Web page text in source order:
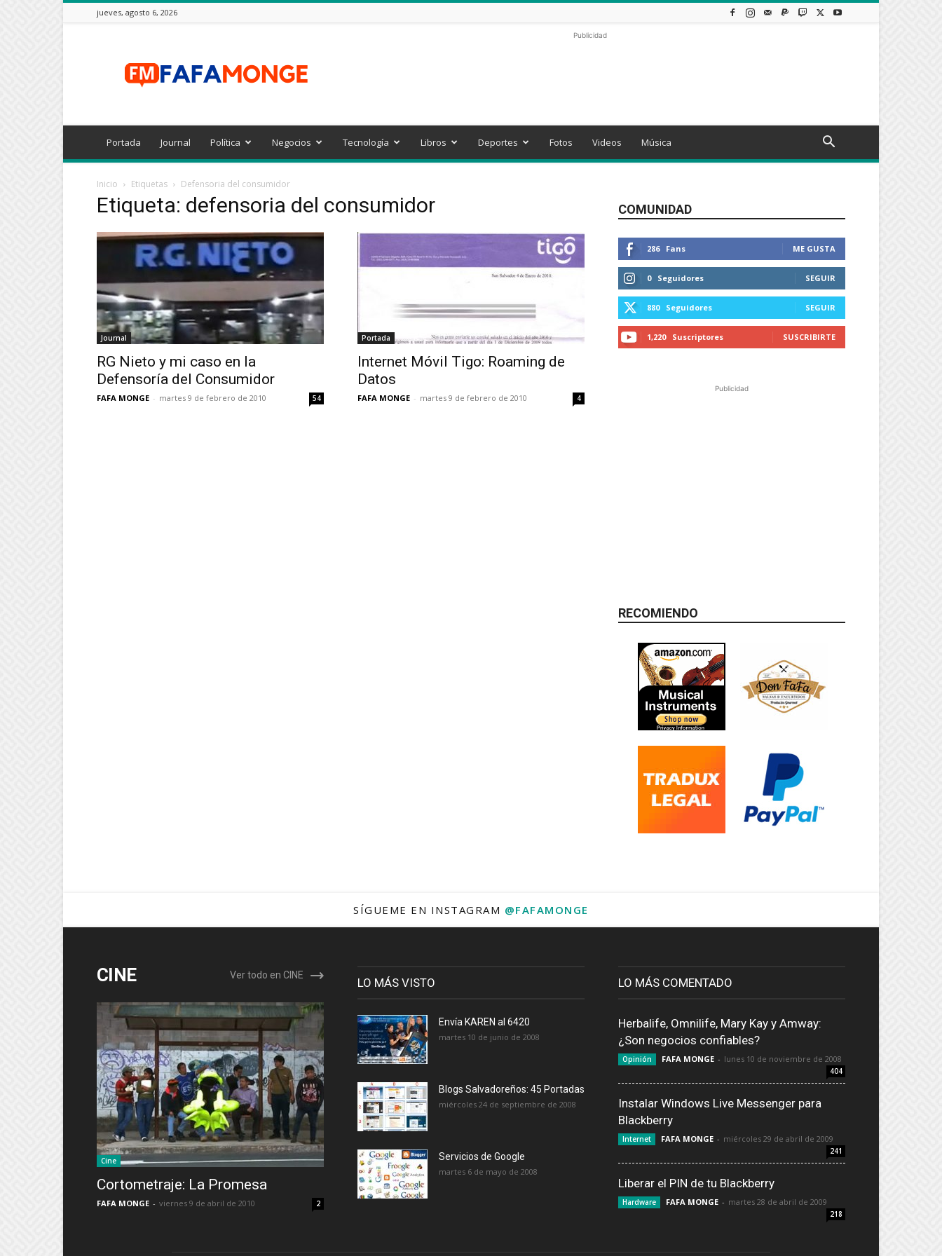
jueves, agosto 6, 2026
Publicidad
Portada Journal Política Negocios Tecnología Libros Deportes Fotos Videos Música
Inicio Etiquetas Defensoria del consumidor
Etiqueta: defensoria del consumidor
Journal
RG Nieto y mi caso en la
Defensoría del Consumidor
FAFA MONGE - martes 9 de febrero de 2010 54
Portada
Internet Móvil Tigo: Roaming de
Datos
FAFA MONGE - martes 9 de febrero de 2010 4
COMUNIDAD
286 Fans ME GUSTA
0 Seguidores SEGUIR
880 Seguidores SEGUIR
1,220 Suscriptores SUSCRIBIRTE
Publicidad
RECOMIENDO
SÍGUEME EN INSTAGRAM @FAFAMONGE
CINE Ver todo en CINE
Cine
Cortometraje: La Promesa
FAFA MONGE - viernes 9 de abril de 2010 2
LO MÁS VISTO
Envía KAREN al 6420
martes 10 de junio de 2008
Blogs Salvadoreños: 45 Portadas
miércoles 24 de septiembre de 2008
Servicios de Google
martes 6 de mayo de 2008
LO MÁS COMENTADO
Herbalife, Omnilife, Mary Kay y Amway:
¿Son negocios confiables?
Opinión FAFA MONGE - lunes 10 de noviembre de 2008
404
Instalar Windows Live Messenger para
Blackberry
Internet FAFA MONGE - miércoles 29 de abril de 2009
241
Liberar el PIN de tu Blackberry
Hardware FAFA MONGE - martes 28 de abril de 2009
218